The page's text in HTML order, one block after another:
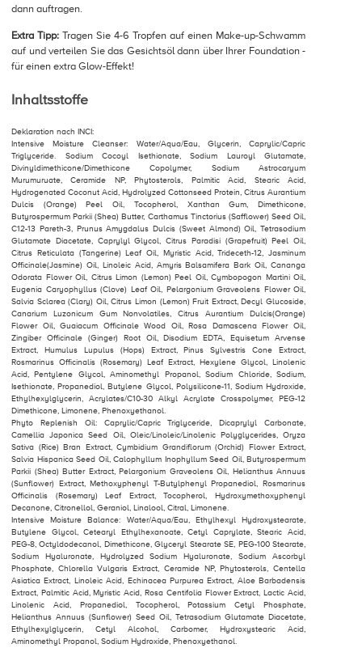
dann auftragen.
Extra Tipp: Tragen Sie 4-6 Tropfen auf einen Make-up-Schwamm
auf und verteilen Sie das Gesichtsöl dann über Ihrer Foundation -
für einen extra Glow-Effekt!
Inhaltsstoffe
Deklaration nach INCI:
Intensive Moisture Cleanser: Water/Aqua/Eau, Glycerin, Caprylic/Capric
Triglyceride. Sodium Cocoyl Isethionate, Sodium Lauroyl Glutamate,
Divinyldimethicone/Dimethicone Copolymer, Sodium Astrocaryum
Murumuruate, Ceramide NP, Phytosterols, Palmitic Acid, Stearic Acid,
Hydrogenated Coconut Acid, Hydrolyzed Cottonseed Protein, Citrus Aurantium
Dulcis (Orange) Peel Oil, Tocopherol, Xanthan Gum, Dimethicone,
Butyrospermum Parkii (Shea) Butter, Carthamus Tinctorius (Safflower) Seed Oil,
C12-13 Pareth-3, Prunus Amygdalus Dulcis (Sweet Almond) Oil, Tetrasodium
Glutamate Diacetate, Caprylyl Glycol, Citrus Paradisi (Grapefruit) Peel Oil,
Citrus Reticulata (Tangerine) Leaf Oil, Myristic Acid, Trideceth-12, Jasminum
Officinale(Jasmine) Oil, Linoleic Acid, Amyris Balsamifera Bark Oil, Cananga
Odorata Flower Oil, Citrus Limon (Lemon) Peel Oil, Cymbopogon Martini Oil,
Eugenia Caryophyllus (Clove) Leaf Oil, Pelargonium Graveolens Flower Oil,
Salvia Sclarea (Clary) Oil, Citrus Limon (Lemon) Fruit Extract, Decyl Glucoside,
Canarium Luzonicum Gum Nonvolatiles, Citrus Aurantium Dulcis(Orange)
Flower Oil, Guaiacum Officinale Wood Oil, Rosa Damascena Flower Oil,
Zingiber Officinale (Ginger) Root Oil, Disodium EDTA, Equisetum Arvense
Extract, Humulus Lupulus (Hops) Extract, Pinus Sylvestris Cone Extract,
Rosmarinus Officinalis (Rosemary) Leaf Extract, Hexylene Glycol, Linolenic
Acid, Pentylene Glycol, Aminomethyl Propanol, Sodium Chloride, Sodium,
Isethionate, Propanediol, Butylene Glycol, Polysilicone-11, Sodium Hydroxide,
Ethylhexylglycerin, Acrylates/C10-30 Alkyl Acrylate Crosspolymer, PEG-12
Dimethicone, Limonene, Phenoxyethanol.
Phyto Replenish Oil: Caprylic/Capric Triglyceride, Dicaprylyl Carbonate,
Camellia Japonica Seed Oil, Oleic/Linoleic/Linolenic Polyglycerides, Oryza
Sativa (Rice) Bran Extract, Cymbidium Grandiflorum (Orchid) Flower Extract,
Salvia Hispanica Seed Oil, Calophyllum Inophyllum Seed Oil, Butyrospermum
Parkii (Shea) Butter Extract, Pelargonium Graveolens Oil, Helianthus Annuus
(Sunflower) Extract, Methoxyphenyl T-Butylphenyl Propanediol, Rosmarinus
Officinalis (Rosemary) Leaf Extract, Tocopherol, Hydroxymethoxyphenyl
Decanone, Citronellol, Geraniol, Linalool, Citral, Limonene.
Intensive Moisture Balance: Water/Aqua/Eau, Ethylhexyl Hydroxystearate,
Butylene Glycol, Cetearyl Ethylhexanoate, Cetyl Caprylate, Stearic Acid,
PEG-8, Octyldodecanol, Dimethicone, Glyceryl Stearate SE, PEG-100 Stearate,
Sodium Hyaluronate, Hydrolyzed Sodium Hyaluronate, Sodium Ascorbyl
Phosphate, Chlorella Vulgaris Extract, Ceramide NP, Phytosterols, Centella
Asiatica Extract, Linoleic Acid, Echinacea Purpurea Extract, Aloe Barbadensis
Extract, Palmitic Acid, Myristic Acid, Rosa Centifolia Flower Extract, Lactic Acid,
Linolenic Acid, Propanediol, Tocopherol, Potassium Cetyl Phosphate,
Helianthus Annuus (Sunflower) Seed Oil, Tetrasodium Glutamate Diacetate,
Ethylhexylglycerin, Cetyl Alcohol, Carbomer, Hydroxystearic Acid,
Aminomethyl Propanol, Sodium Hydroxide, Phenoxyethanol.